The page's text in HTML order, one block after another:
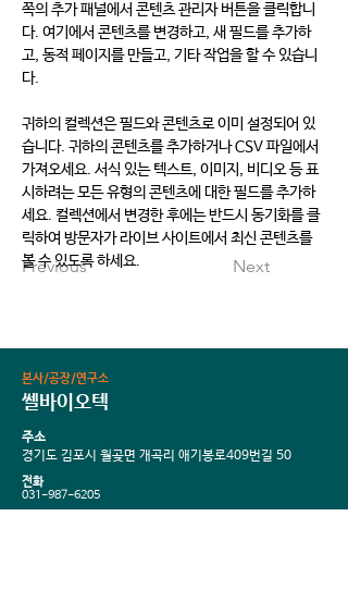
Previous Next
쪽의 추가 패널에서 콘텐츠 관리자 버튼을 클릭합니
다. 여기에서 콘텐츠를 변경하고, 새 필드를 추가하
고, 동적 페이지를 만들고, 기타 작업을 할 수 있습니
다.
귀하의 컬렉션은 필드와 콘텐츠로 이미 설정되어 있
습니다. 귀하의 콘텐츠를 추가하거나 CSV 파일에서
가져오세요. 서식 있는 텍스트, 이미지, 비디오 등 표
시하려는 모든 유형의 콘텐츠에 대한 필드를 추가하
세요. 컬렉션에서 변경한 후에는 반드시 동기화를 클
릭하여 방문자가 라이브 사이트에서 최신 콘텐츠를
볼 수 있도록 하세요.
본사/공장/연구소
쎌바이오텍
주소
경기도 김포시 월곶면 개곡리 애기봉로409번길 50
전화
031-987-6205